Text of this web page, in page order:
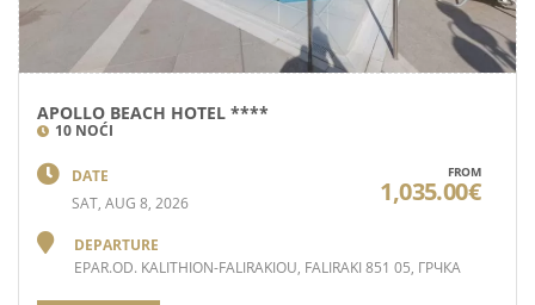
APOLLO BEACH HOTEL ****
10 NOĆI
DATE
SAT, AUG 8, 2026
DEPARTURE
EPAR.OD. KALITHION-FALIRAKIOU, FALIRAKI 851 05, ГРЧКА
FROM
1,035.00€